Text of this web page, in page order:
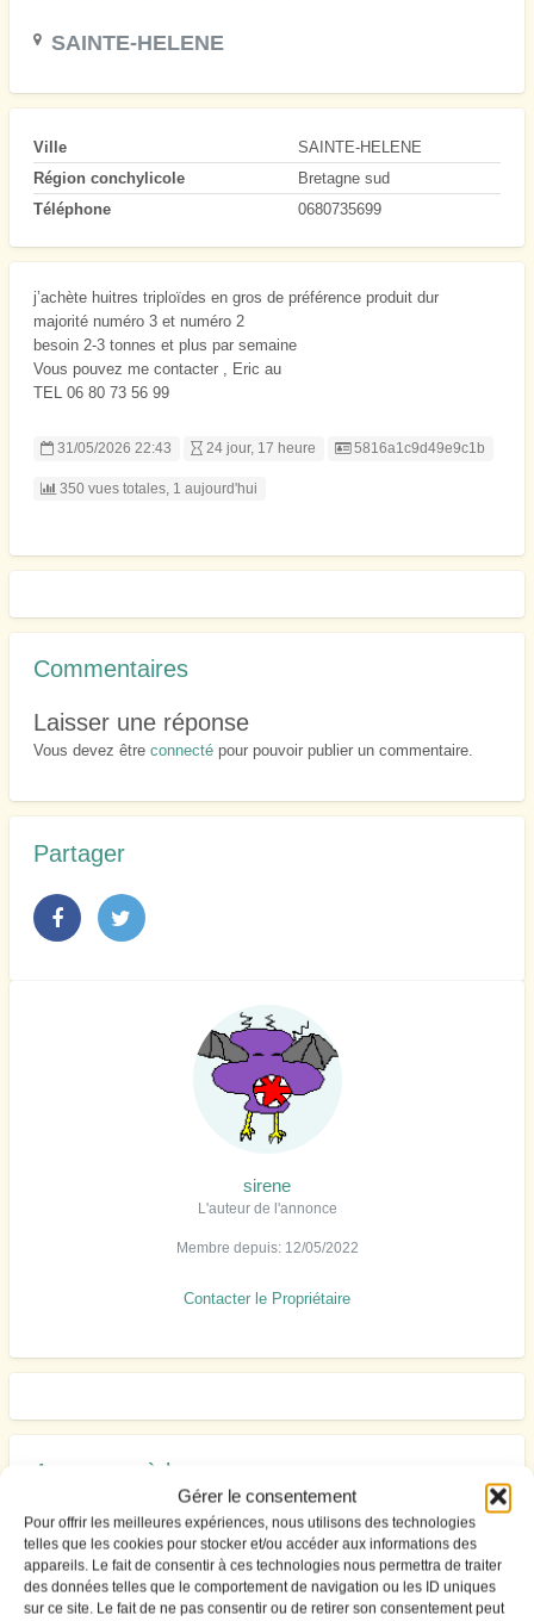
Gérer le consentement
Pour offrir les meilleures expériences, nous utilisons des technologies
telles que les cookies pour stocker et/ou accéder aux informations des
appareils. Le fait de consentir à ces technologies nous permettra de traiter
des données telles que le comportement de navigation ou les ID uniques
sur ce site. Le fait de ne pas consentir ou de retirer son consentement peut
SAINTE-HELENE
Ville
SAINTE-HELENE
Région conchylicole
Bretagne sud
Téléphone
0680735699
j’achète huitres triploïdes en gros de préférence produit dur
majorité numéro 3 et numéro 2
besoin 2-3 tonnes et plus par semaine
Vous pouvez me contacter , Eric au
TEL 06 80 73 56 99
31/05/2026 22:43 24 jour, 17 heure Listing ID
5816a1c9d49e9c1b
350 vues totales, 1 aujourd'hui
Commentaires
Laisser une réponse
Vous devez être connectépour pouvoir publier un commentaire.
Partager
sirene
L'auteur de l'annonce
Membre depuis: 12/05/2022
Contacter le Propriétaire
Annonces à la une
VENTE DE PARCS (zone A) Baie de Bourgneuf
Vends parc cause retraite (île de brehat »
Vente parc ostreicole bretagne nord